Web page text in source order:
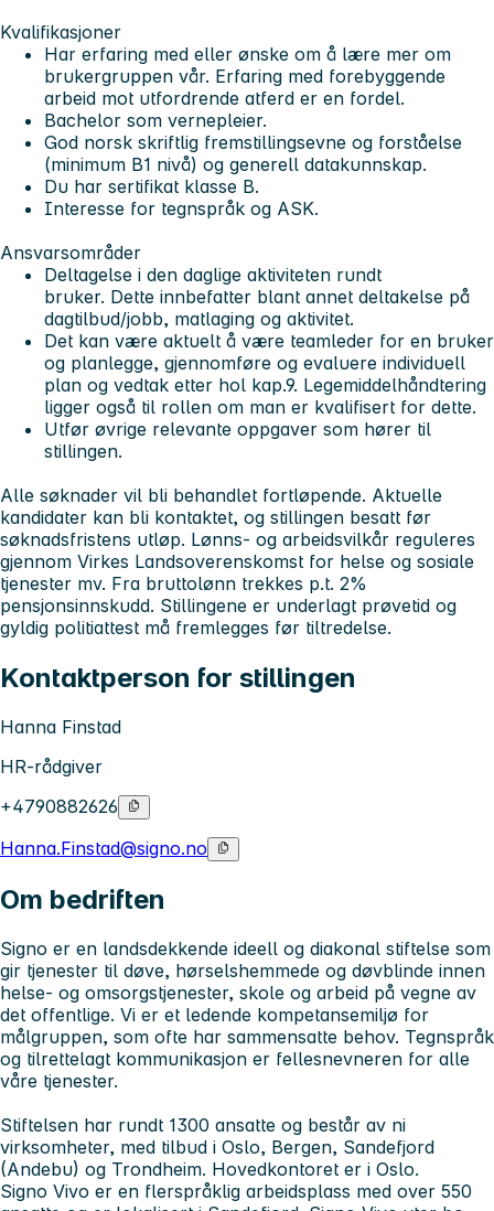
Kvalifikasjoner
Har erfaring med eller ønske om å lære mer om
brukergruppen vår. Erfaring med forebyggende
arbeid mot utfordrende atferd er en fordel.
Bachelor som vernepleier.
God norsk skriftlig fremstillingsevne og forståelse
(minimum B1 nivå) og generell datakunnskap.
Du har sertifikat klasse B.
Interesse for tegnspråk og ASK.
Ansvarsområder
Deltagelse i den daglige aktiviteten rundt
bruker. Dette innbefatter blant annet deltakelse på
dagtilbud/jobb, matlaging og aktivitet.
Det kan være aktuelt å være teamleder for en bruker
og planlegge, gjennomføre og evaluere individuell
plan og vedtak etter hol kap.9. Legemiddelhåndtering
ligger også til rollen om man er kvalifisert for dette.
Utfør øvrige relevante oppgaver som hører til
stillingen.
Alle søknader vil bli behandlet fortløpende. Aktuelle
kandidater kan bli kontaktet, og stillingen besatt før
søknadsfristens utløp. Lønns- og arbeidsvilkår reguleres
gjennom Virkes Landsoverenskomst for helse og sosiale
tjenester mv. Fra bruttolønn trekkes p.t. 2%
pensjonsinnskudd. Stillingene er underlagt prøvetid og
gyldig politiattest må fremlegges før tiltredelse.
Kontaktperson for stillingen
Hanna Finstad
HR-rådgiver
+4790882626
Hanna.Finstad@signo.no
Om bedriften
Signo er en landsdekkende ideell og diakonal stiftelse som
gir tjenester til døve, hørselshemmede og døvblinde innen
helse‑ og omsorgstjenester, skole og arbeid på vegne av
det offentlige. Vi er et ledende kompetansemiljø for
målgruppen, som ofte har sammensatte behov. Tegnspråk
og tilrettelagt kommunikasjon er fellesnevneren for alle
våre tjenester.
Stiftelsen har rundt 1300 ansatte og består av ni
virksomheter, med tilbud i Oslo, Bergen, Sandefjord
(Andebu) og Trondheim. Hovedkontoret er i Oslo.
Signo Vivo er en flerspråklig arbeidsplass med over 550